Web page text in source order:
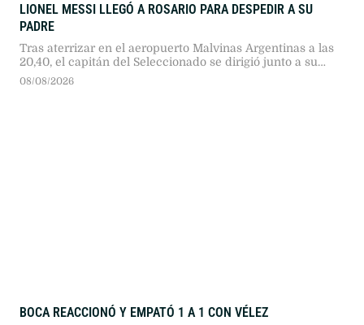
LIONEL MESSI LLEGÓ A ROSARIO PARA DESPEDIR A SU
PADRE
Tras aterrizar en el aeropuerto Malvinas Argentinas a las
20,40, el capitán del Seleccionado se dirigió junto a su
familia hasta el lugar donde están los restos de su padre.
08/08/2026
BOCA REACCIONÓ Y EMPATÓ 1 A 1 CON VÉLEZ